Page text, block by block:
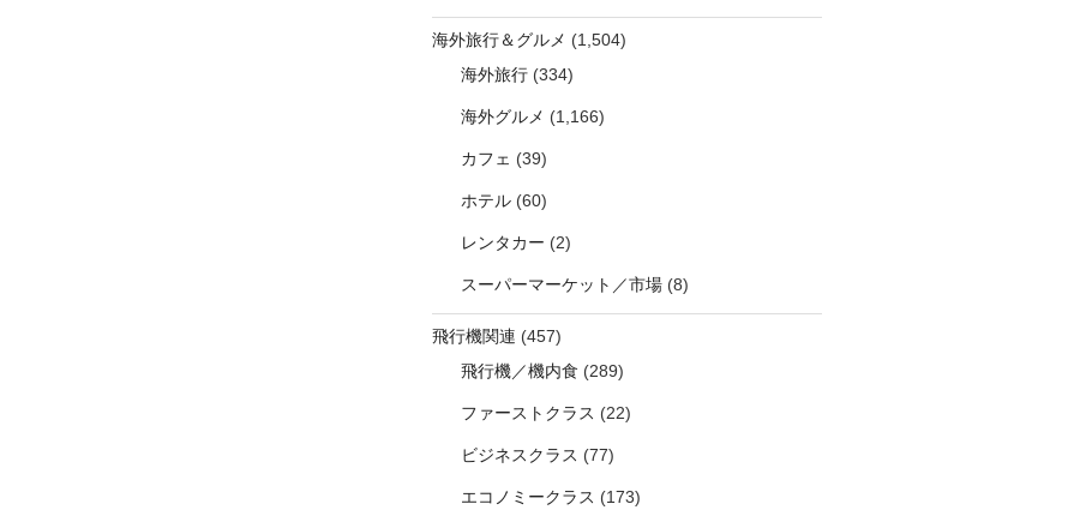
海外旅行＆グルメ (1,504)
海外旅行(334)
海外グルメ (1,166)
カフェ (39)
ホテル(60)
レンタカー (2)
スーパーマーケット／市場(8)
飛行機関連 (457)
飛行機／機内食 (289)
ファーストクラス (22)
ビジネスクラス (77)
エコノミークラス (173)